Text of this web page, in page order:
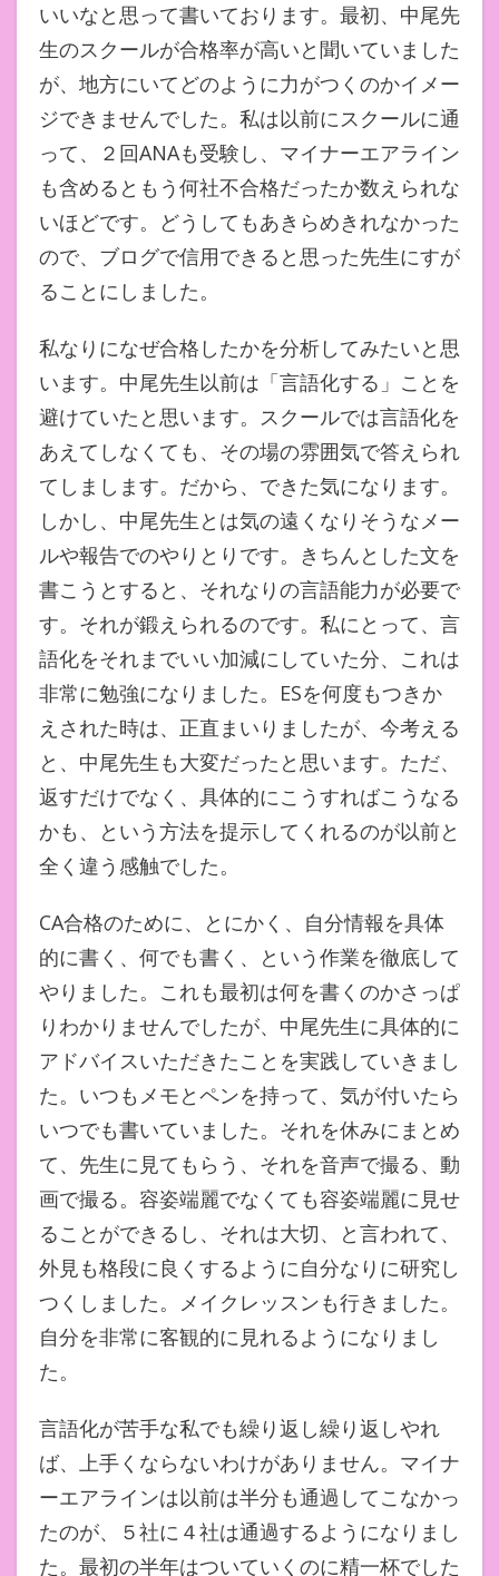
いいなと思って書いております。最初、中尾先
生のスクールが合格率が高いと聞いていました
が、地方にいてどのように力がつくのかイメー
ジできませんでした。私は以前にスクールに通
って、２回ANAも受験し、マイナーエアライン
も含めるともう何社不合格だったか数えられな
いほどです。どうしてもあきらめきれなかった
ので、ブログで信用できると思った先生にすが
ることにしました。
私なりになぜ合格したかを分析してみたいと思
います。中尾先生以前は「言語化する」ことを
避けていたと思います。スクールでは言語化を
あえてしなくても、その場の雰囲気で答えられ
てしまします。だから、できた気になります。
しかし、中尾先生とは気の遠くなりそうなメー
ルや報告でのやりとりです。きちんとした文を
書こうとすると、それなりの言語能力が必要で
す。それが鍛えられるのです。私にとって、言
語化をそれまでいい加減にしていた分、これは
非常に勉強になりました。ESを何度もつきか
えされた時は、正直まいりましたが、今考える
と、中尾先生も大変だったと思います。ただ、
返すだけでなく、具体的にこうすればこうなる
かも、という方法を提示してくれるのが以前と
全く違う感触でした。
CA合格のために、とにかく、自分情報を具体
的に書く、何でも書く、という作業を徹底して
やりました。これも最初は何を書くのかさっぱ
りわかりませんでしたが、中尾先生に具体的に
アドバイスいただきたことを実践していきまし
た。いつもメモとペンを持って、気が付いたら
いつでも書いていました。それを休みにまとめ
て、先生に見てもらう、それを音声で撮る、動
画で撮る。容姿端麗でなくても容姿端麗に見せ
ることができるし、それは大切、と言われて、
外見も格段に良くするように自分なりに研究し
つくしました。メイクレッスンも行きました。
自分を非常に客観的に見れるようになりまし
た。
言語化が苦手な私でも繰り返し繰り返しやれ
ば、上手くならないわけがありません。マイナ
ーエアラインは以前は半分も通過してこなかっ
たのが、５社に４社は通過するようになりまし
た。最初の半年はついていくのに精一杯でした